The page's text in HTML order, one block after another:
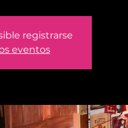
registrarse
eventos